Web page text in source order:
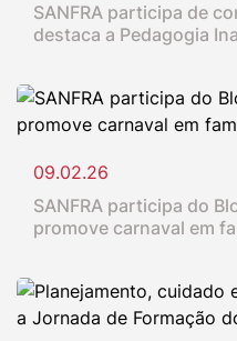
SANFRA participa de
destaca a Pedagogia
09.02.26
SANFRA participa do
promove carnaval em